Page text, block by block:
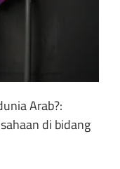
Arab?:
di bidang